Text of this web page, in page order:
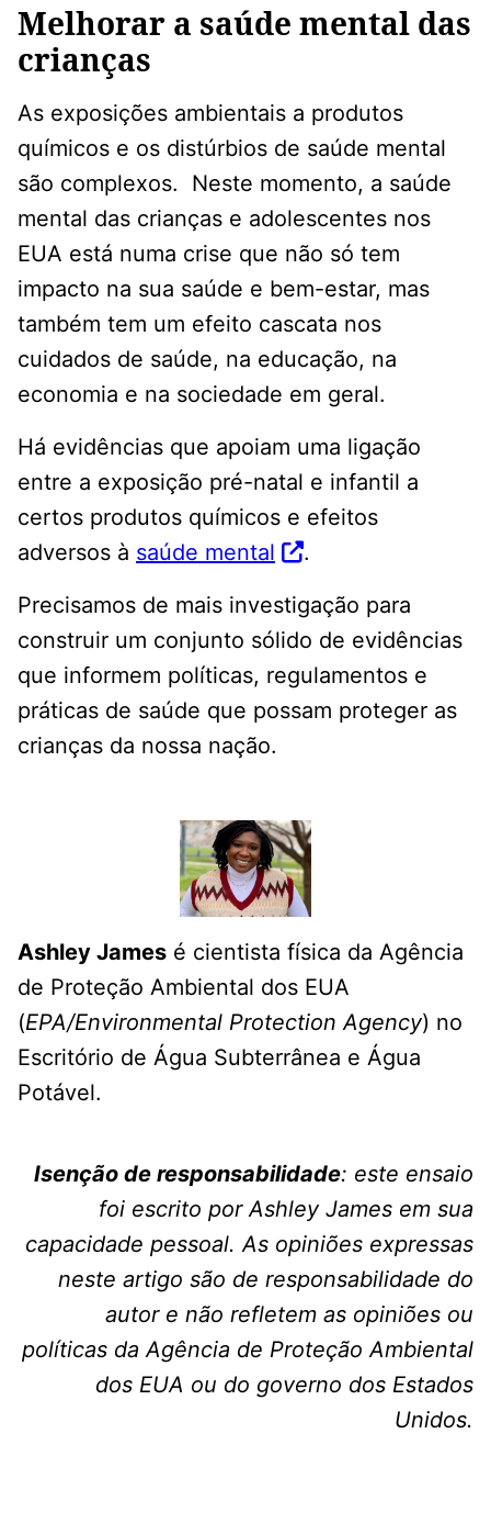
Melhorar a saúde mental das
crianças
As exposições ambientais a produtos
químicos e os distúrbios de saúde mental
são complexos. Neste momento, a saúde
mental das crianças e adolescentes nos
EUA está numa crise que não só tem
impacto na sua saúde e bem-estar, mas
também tem um efeito cascata nos
cuidados de saúde, na educação, na
economia e na sociedade em geral.
Há evidências que apoiam uma ligação
entre a exposição pré-natal e infantil a
certos produtos químicos e efeitos
adversos à saúde mental
.
Precisamos de mais investigação para
construir um conjunto sólido de evidências
que informem políticas, regulamentos e
práticas de saúde que possam proteger as
crianças da nossa nação.
Ashley James é cientista física da Agência
de Proteção Ambiental dos EUA
(EPA/Environmental Protection Agency) no
Escritório de Água Subterrânea e Água
Potável.
Isenção de responsabilidade: este ensaio
foi escrito por Ashley James em sua
capacidade pessoal. As opiniões expressas
neste artigo são de responsabilidade do
autor e não refletem as opiniões ou
políticas da Agência de Proteção Ambiental
dos EUA ou do governo dos Estados
Unidos.